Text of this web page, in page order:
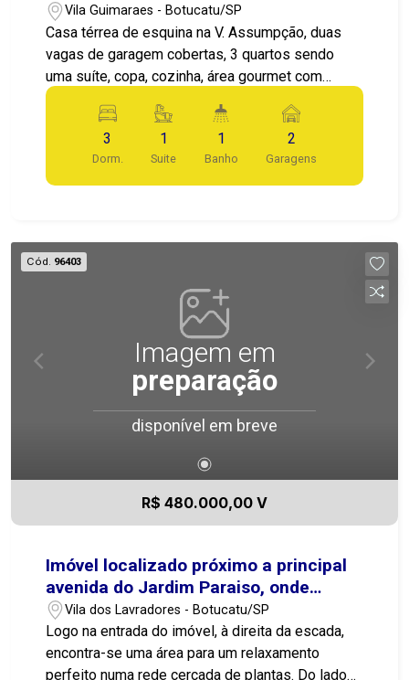
Vila Guimaraes - Botucatu/SP
Casa térrea de esquina na V. Assumpção, duas
vagas de garagem cobertas, 3 quartos sendo
uma suíte, copa, cozinha, área gourmet com
churrasqueira e lavanderia coberta
3
Dorm.
1
Suite
1
Banho
2
Garagens
Cód. 96403
Imagem em
preparação
disponível em breve
R$ 480.000,00 V
Imóvel localizado próximo a principal
avenida do Jardim Paraiso, onde
muitas facilidades para seu dia a dia
podem ser encontradas
Vila dos Lavradores - Botucatu/SP
Logo na entrada do imóvel, à direita da escada,
encontra-se uma área para um relaxamento
perfeito numa rede cercada de plantas. Do lado